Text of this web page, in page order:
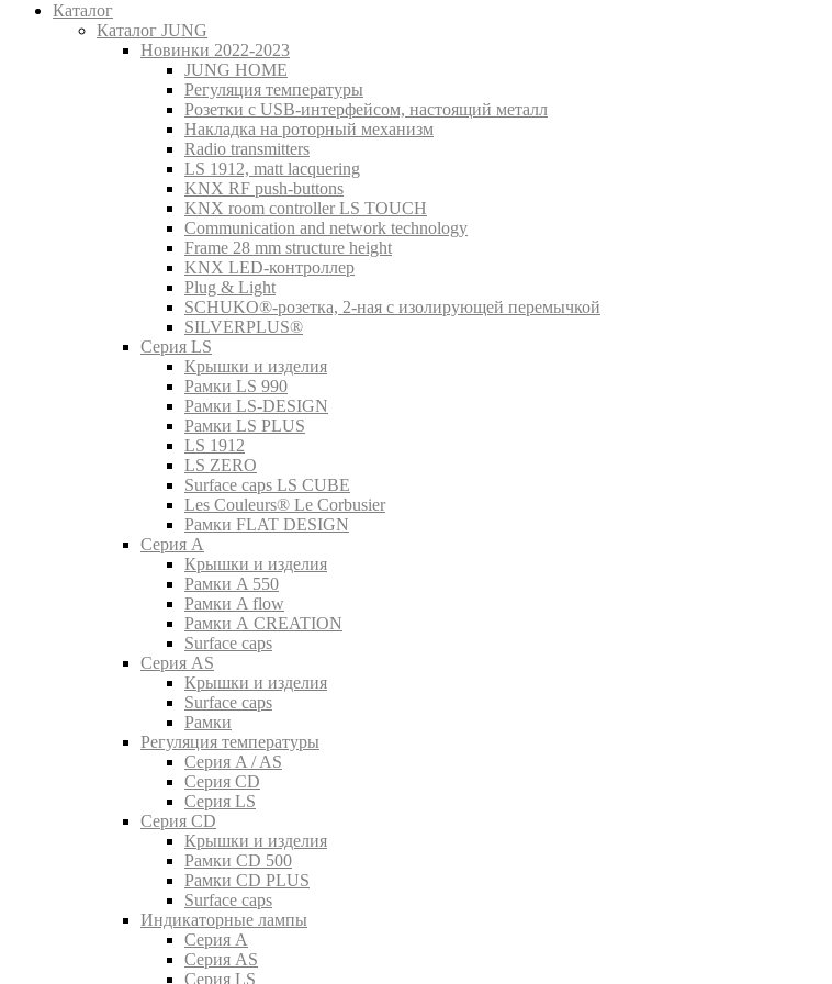
Каталог
Каталог JUNG
Новинки 2022-2023
JUNG HOME
Регуляция температуры
Розетки с USB-интерфейсом, настоящий металл
Накладка на роторный механизм
Radio transmitters
LS 1912, matt lacquering
KNX RF push-buttons
KNX room controller LS TOUCH
Communication and network technology
Frame 28 mm structure height
KNX LED-контроллер
Plug & Light
SCHUKO®-розетка, 2-ная с изолирующей перемычкой
SILVERPLUS®
Серия LS
Крышки и изделия
Рамки LS 990
Рамки LS-DESIGN
Рамки LS PLUS
LS 1912
LS ZERO
Surface caps LS CUBE
Les Couleurs® Le Corbusier
Рамки FLAT DESIGN
Серия A
Крышки и изделия
Рамки A 550
Рамки A flow
Рамки A CREATION
Surface caps
Серия AS
Крышки и изделия
Surface caps
Рамки
Регуляция температуры
Серия A / AS
Серия CD
Серия LS
Серия CD
Крышки и изделия
Рамки CD 500
Рамки CD PLUS
Surface caps
Индикаторные лампы
Серия A
Серия AS
Серия LS